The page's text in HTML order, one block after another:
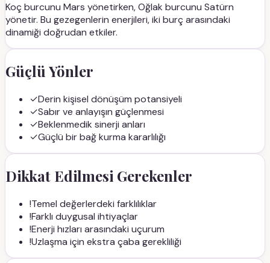
Koçburcunu Mars yönetirken,Oğlak burcunu Satürn
yönetir. Bu gezegenlerin enerjileri, iki burç arasındaki
dinamiği doğrudan etkiler.
Güçlü Yönler
✓Derin kişisel dönüşüm potansiyeli
✓Sabır ve anlayışın güçlenmesi
✓Beklenmedik sinerji anları
✓Güçlü bir bağ kurma kararlılığı
Dikkat Edilmesi Gerekenler
!Temel değerlerdeki farklılıklar
!Farklı duygusal ihtiyaçlar
!Enerji hızları arasındaki uçurum
!Uzlaşma için ekstra çaba gerekliliği